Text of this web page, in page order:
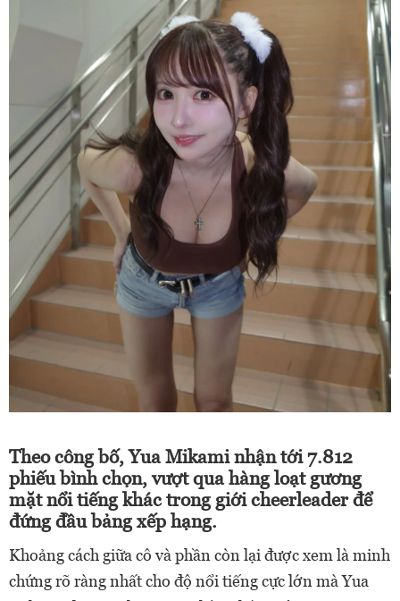
Theo công bố, Yua Mikami nhận tới 7.812
phiếu bình chọn, vượt qua hàng loạt gương
mặt nổi tiếng khác trong giới cheerleader để
đứng đầu bảng xếp hạng.
Khoảng cách giữa cô và phần còn lại được xem là minh
chứng rõ ràng nhất cho độ nổi tiếng cực lớn mà Yua